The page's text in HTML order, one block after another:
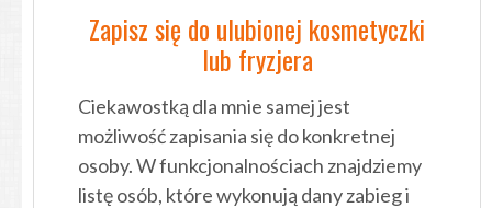
Zapisz się do ulubionej kosmetyczki
lub fryzjera
Ciekawostką dla mnie samej jest
możliwość zapisania się do konkretnej
osoby. W funkcjonalnościach znajdziemy
listę osób, które wykonują dany zabieg i